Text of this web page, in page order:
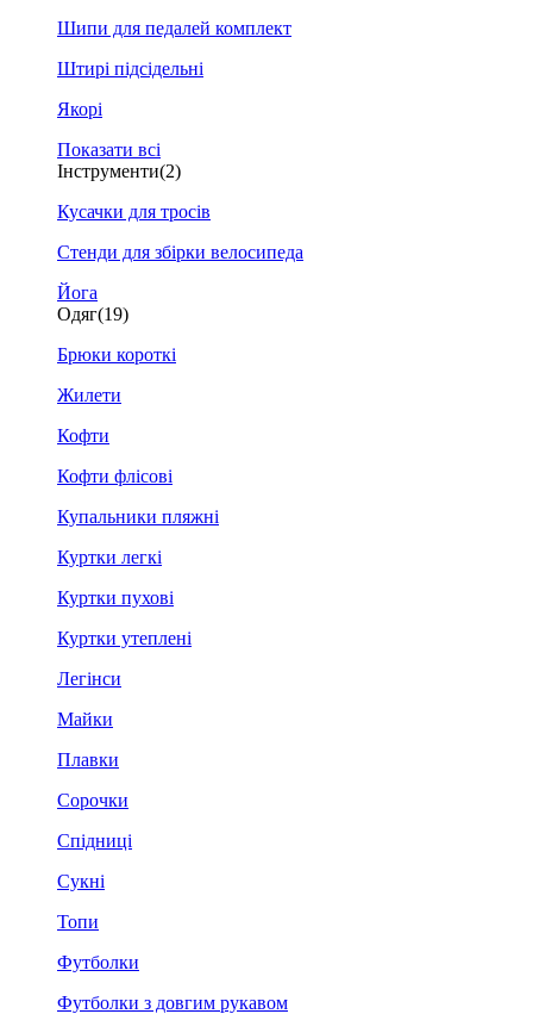
Шипи для педалей комплект
Штирі підсідельні
Якорі
Показати всі
Інструменти(2)
Кусачки для тросів
Стенди для збірки велосипеда
Йога
Одяг(19)
Брюки короткі
Жилети
Кофти
Кофти флісові
Купальники пляжні
Куртки легкі
Куртки пухові
Куртки утеплені
Легінси
Майки
Плавки
Сорочки
Спідниці
Сукні
Топи
Футболки
Футболки з довгим рукавом